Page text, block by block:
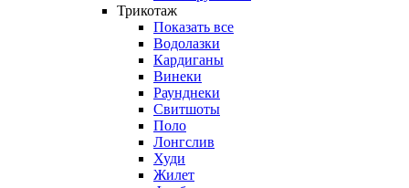
Трикотаж
Показать все
Водолазки
Кардиганы
Винеки
Раунднеки
Свитшоты
Поло
Лонгслив
Худи
Жилет